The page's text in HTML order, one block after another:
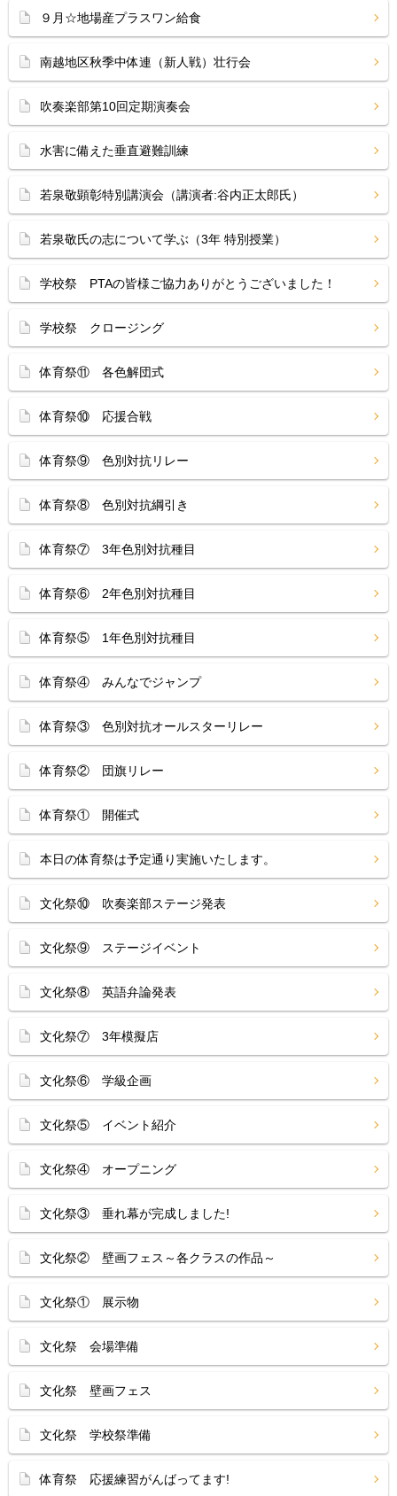
９月☆地場産プラスワン給食
南越地区秋季中体連（新人戦）壮行会
吹奏楽部第10回定期演奏会
水害に備えた垂直避難訓練
若泉敬顕彰特別講演会（講演者:谷内正太郎氏）
若泉敬氏の志について学ぶ（3年 特別授業）
学校祭 PTAの皆様ご協力ありがとうございました！
学校祭 クロージング
体育祭⑪ 各色解団式
体育祭⑩ 応援合戦
体育祭⑨ 色別対抗リレー
体育祭⑧ 色別対抗綱引き
体育祭⑦ 3年色別対抗種目
体育祭⑥ 2年色別対抗種目
体育祭⑤ 1年色別対抗種目
体育祭④ みんなでジャンプ
体育祭③ 色別対抗オールスターリレー
体育祭② 団旗リレー
体育祭① 開催式
本日の体育祭は予定通り実施いたします。
文化祭⑩ 吹奏楽部ステージ発表
文化祭⑨ ステージイベント
文化祭⑧ 英語弁論発表
文化祭⑦ 3年模擬店
文化祭⑥ 学級企画
文化祭⑤ イベント紹介
文化祭④ オープニング
文化祭③ 垂れ幕が完成しました!
文化祭② 壁画フェス～各クラスの作品～
文化祭① 展示物
文化祭 会場準備
文化祭 壁画フェス
文化祭 学校祭準備
体育祭 応援練習がんばってます!